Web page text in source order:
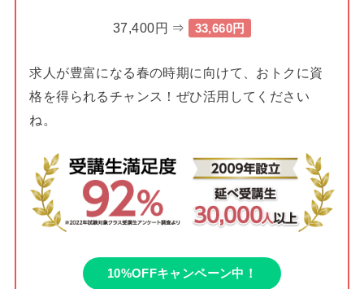
37,400円 ⇒ 33,660円
求人が豊富になる春の時期に向けて、おトクに資
格を得られるチャンス！ぜひ活用してください
ね。
10%OFFキャンペーン中！